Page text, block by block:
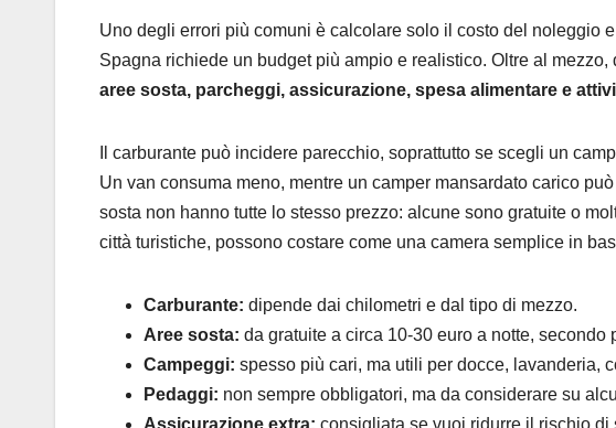
Uno degli errori più comuni è calcolare solo il costo del noleggio
Spagna richiede un budget più ampio e realistico. Oltre al mezzo,
aree sosta, parcheggi, assicurazione, spesa alimentare e
Il carburante può incidere parecchio, soprattutto se scegli un
Un van consuma meno, mentre un camper mansardato carico
sosta non hanno tutte lo stesso prezzo: alcune sono gratuite o
città turistiche, possono costare come una camera semplice in
Carburante: dipende dai chilometri e dal tipo di mezzo.
Aree sosta: da gratuite a circa 10-30 euro a notte, secondo
Campeggi: spesso più cari, ma utili per docce, lavanderia,
Pedaggi: non sempre obbligatori, ma da considerare su
Assicurazione extra: consigliata se vuoi ridurre il rischio di